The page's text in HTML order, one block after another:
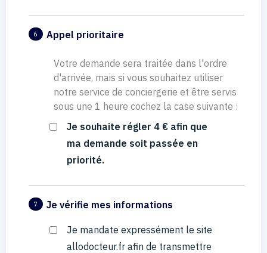
6 Appel prioritaire
Votre demande sera traitée dans l'ordre
d'arrivée, mais si vous souhaitez utiliser
notre service de conciergerie et être servis
sous une 1 heure cochez la case suivante :
Je souhaite régler 4 € afin que
ma demande soit passée en
priorité.
7 Je vérifie mes informations
Je mandate expressément le site
allodocteur.fr afin de transmettre